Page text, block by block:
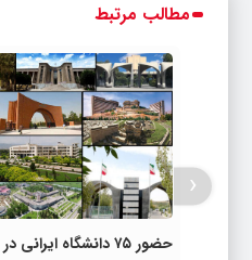
مطالب مرتبط
حضور ۷۵ دانشگاه ایرانی در تایمز ۲۰۲۷
‹